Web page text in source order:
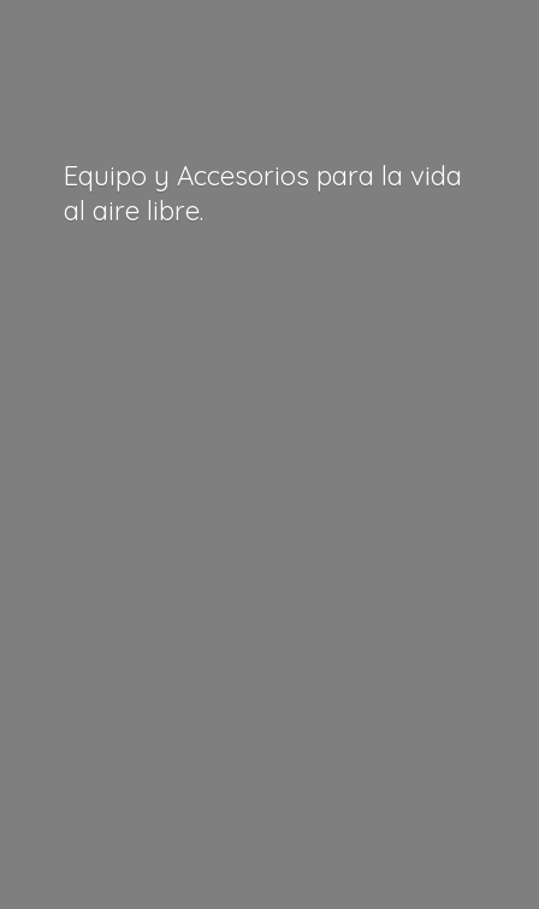
Equipo y Accesorios para la vida
al aire libre.